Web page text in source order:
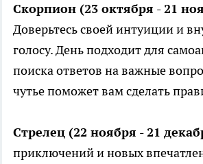
Скорпион (23 октября - 21
Доверьтесь своей интуиции и
голосу. День подходит для
поиска ответов на важные
чутье поможет вам сделать
Стрелец (22 ноября - 21
приключений и новых